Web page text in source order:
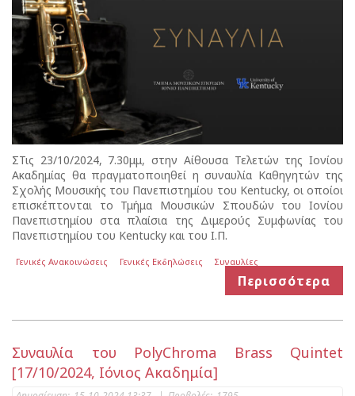
ΣΤις 23/10/2024, 7.30μμ, στην Αίθουσα Τελετών της Ιονίου
Ακαδημίας θα πραγματοποιηθεί η συναυλία Καθηγητών της
Σχολής Μουσικής του Πανεπιστημίου του Kentucky, οι οποίοι
επισκέπτονται το Τμήμα Μουσικών Σπουδών του Ιονίου
Πανεπιστημίου στα πλαίσια της Διμερούς Συμφωνίας του
Πανεπιστημίου του Kentucky και του Ι.Π.
Γενικές Ανακοινώσεις Γενικές Εκδηλώσεις Συναυλίες
Περισσότερα
Συναυλία του PolyChroma Brass Quintet
[17/10/2024, Ιόνιος Ακαδημία]